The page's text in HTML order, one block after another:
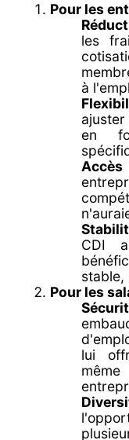
Pour les
les
à
en
CDI
stable,
Pour les
lui